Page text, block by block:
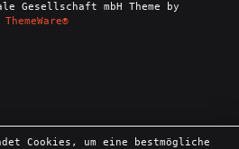
Gesellschaft mbH Theme by
ThemeWare®
Cookies, um eine bestmögliche